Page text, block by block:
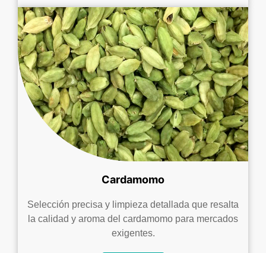
Cardamomo
Selección precisa y limpieza detallada que resalta
la calidad y aroma del cardamomo para mercados
exigentes.